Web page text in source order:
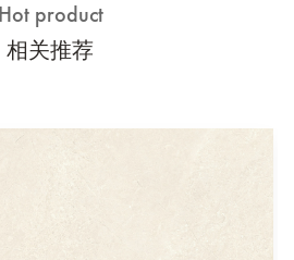
Hot product
相关推荐